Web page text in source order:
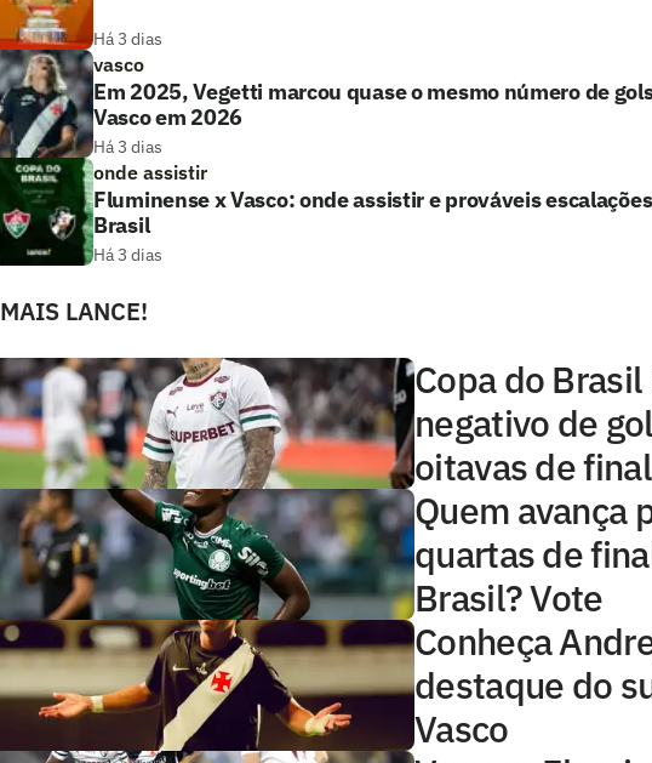
Há 3 dias
vasco
Em 2025, Vegetti marcou quase o mesmo número de
Vasco em 2026
Há 3 dias
onde assistir
Fluminense x Vasco: onde assistir e prováveis
Brasil
Há 3 dias
MAIS LANCE!
Copa do
negativo de
oitavas de final
Quem avança
quartas de
Brasil? Vote
Conheça
destaque do
Vasco